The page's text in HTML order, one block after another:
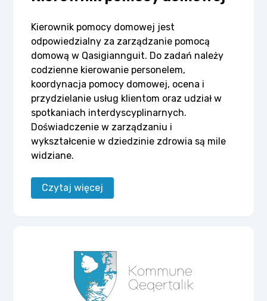
Kierownik pomocy domowej jest
odpowiedzialny za zarządzanie pomocą
domową w Qasigiannguit. Do zadań należy
codzienne kierowanie personelem,
koordynacja pomocy domowej, ocena i
przydzielanie usług klientom oraz udział w
spotkaniach interdyscyplinarnych.
Doświadczenie w zarządzaniu i
wykształcenie w dziedzinie zdrowia są mile
widziane.
Czytaj więcej